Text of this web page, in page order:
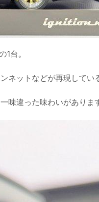
台。
ネットなどが再現してい
味違った味わいがありま